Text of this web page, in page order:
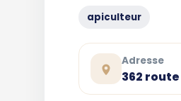
apiculteur
Adresse
362